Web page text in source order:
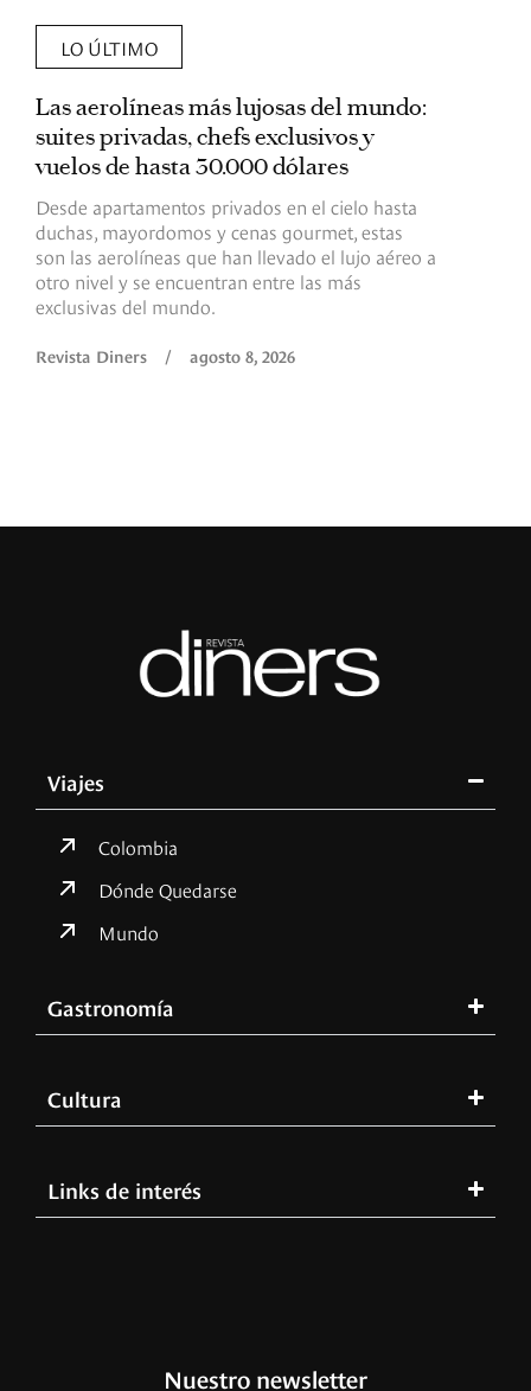
LO ÚLTIMO
Las aerolíneas más lujosas del mundo:
suites privadas, chefs exclusivos y
vuelos de hasta 30.000 dólares
Desde apartamentos privados en el cielo hasta
duchas, mayordomos y cenas gourmet, estas
son las aerolíneas que han llevado el lujo aéreo a
otro nivel y se encuentran entre las más
exclusivas del mundo.
Revista Diners / agosto 8, 2026
Viajes
Colombia
Dónde Quedarse
Mundo
Gastronomía
Cultura
Links de interés
Nuestro newsletter